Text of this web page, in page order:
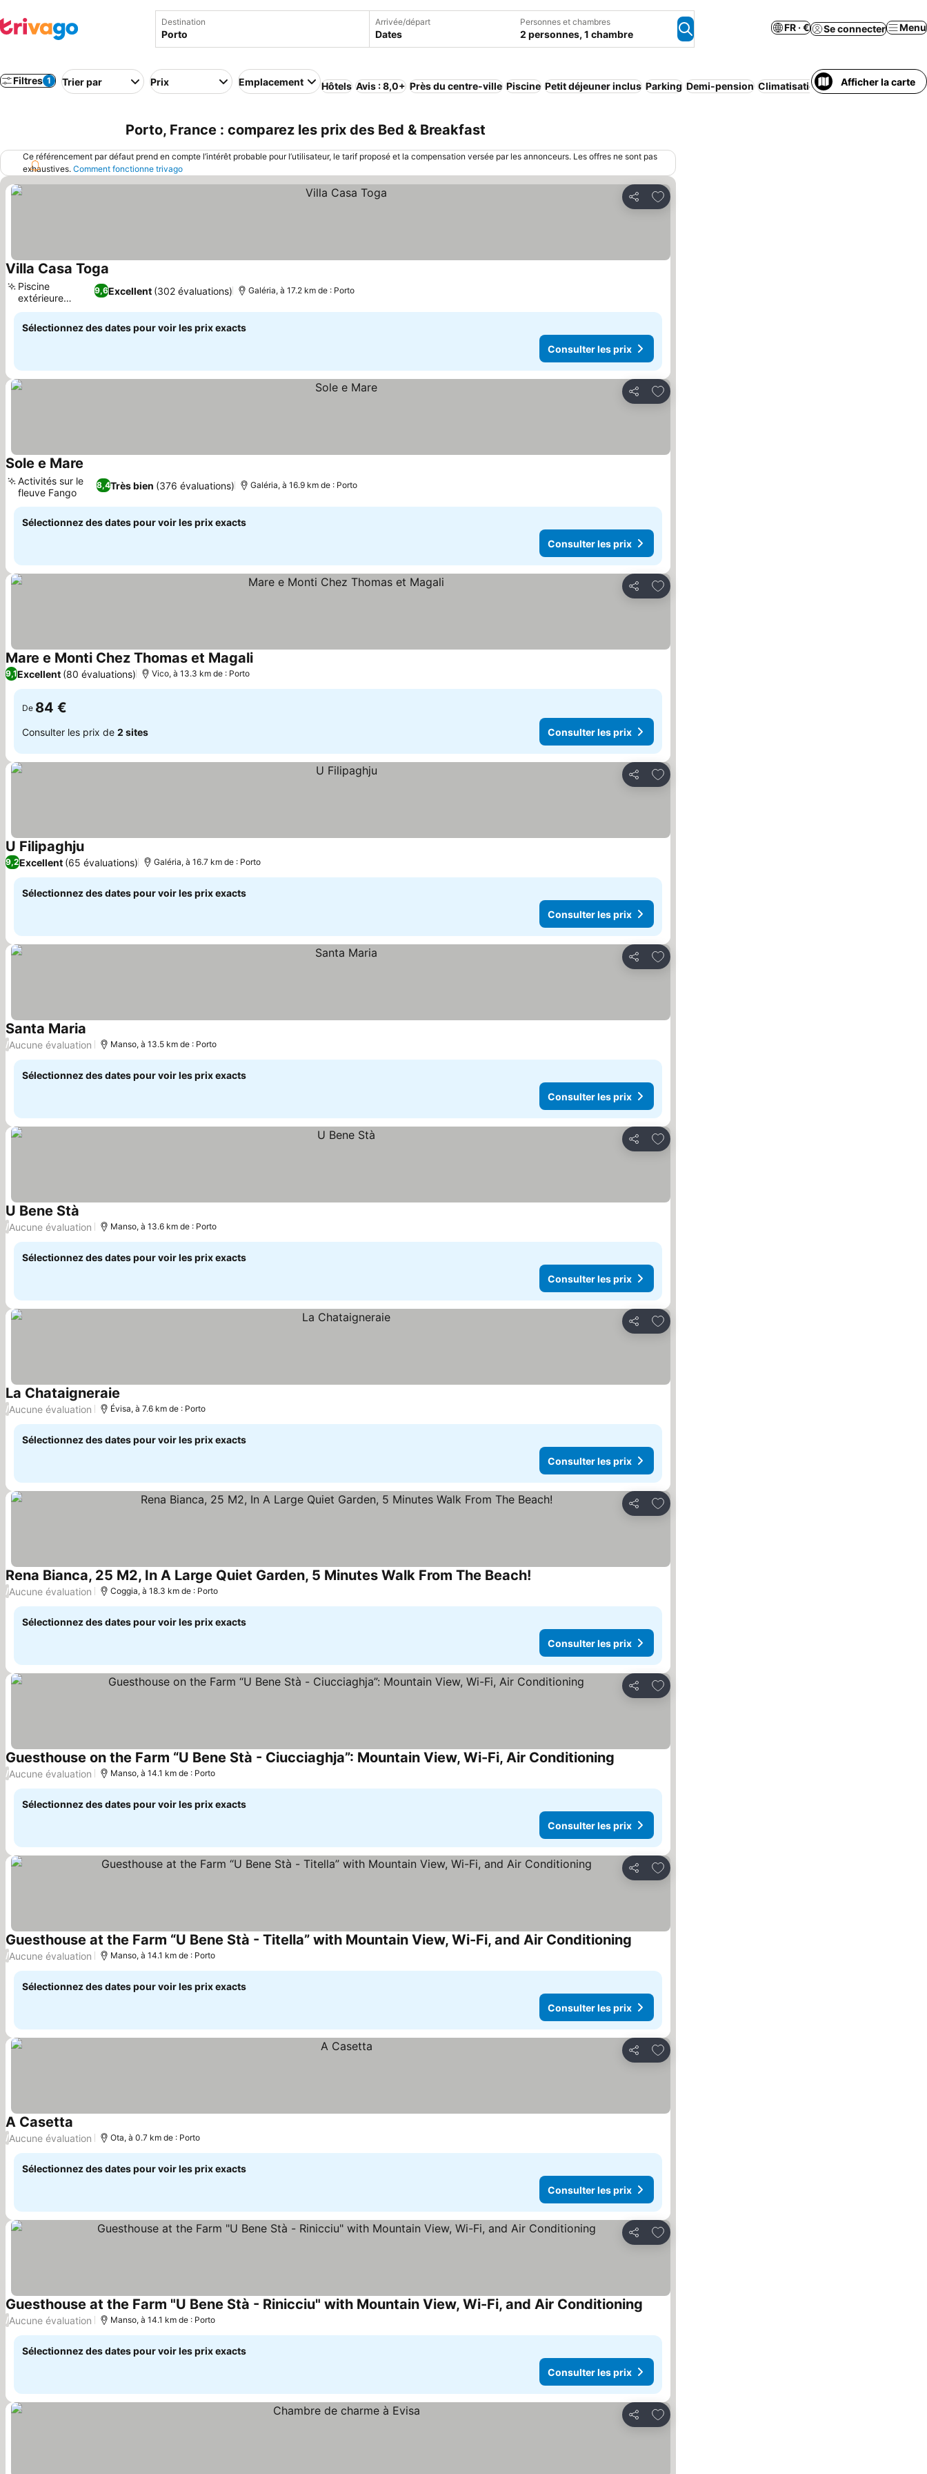
Destination Arrivée/départ
Dates
Personnes et chambres
2 personnes, 1 chambre
FR · € Se connecter Menu
Filtres 1 Trier par Prix Emplacement Hôtels Avis : 8,0+ Près du centre-ville Piscine Petit déjeuner inclus Parking Demi-pension Climatisation Plage Appart’hôtel
Afficher la carte
Porto, France : comparez les prix des Bed & Breakfast
Ce référencement par défaut prend en compte l’intérêt probable pour l’utilisateur, le tarif proposé et la compensation versée par les annonceurs. Les offres ne sont pas
exhaustives. Comment fonctionne trivago
Partager
Ajouter à mes favoris
Villa Casa Toga
9,6Excellent (302 évaluations)
Piscine
extérieure
chauffée
Galéria, à 17.2 km de : Porto
Sélectionnez des dates pour voir les prix exacts
Consulter les prix
Partager
Ajouter à mes favoris
Sole e Mare
8,4Très bien (376 évaluations)
Activités sur le
fleuve Fango
Galéria, à 16.9 km de : Porto
Sélectionnez des dates pour voir les prix exacts
Consulter les prix
Partager
Ajouter à mes favoris
Mare e Monti Chez Thomas et Magali
9,1Excellent (80 évaluations) Vico, à 13.3 km de : Porto
De 84 €
Consulter les prix de 2 sites Consulter les prix
Partager
Ajouter à mes favoris
U Filipaghju
9,2Excellent (65 évaluations) Galéria, à 16.7 km de : Porto
Sélectionnez des dates pour voir les prix exacts
Consulter les prix
Partager
Ajouter à mes favoris
Santa Maria
/Aucune évaluation Manso, à 13.5 km de : Porto
Sélectionnez des dates pour voir les prix exacts
Consulter les prix
Partager
Ajouter à mes favoris
U Bene Stà
/Aucune évaluation Manso, à 13.6 km de : Porto
Sélectionnez des dates pour voir les prix exacts
Consulter les prix
Partager
Ajouter à mes favoris
La Chataigneraie
/Aucune évaluation Évisa, à 7.6 km de : Porto
Sélectionnez des dates pour voir les prix exacts
Consulter les prix
Partager
Ajouter à mes favoris
Rena Bianca, 25 M2, In A Large Quiet Garden, 5 Minutes Walk From The Beach!
/Aucune évaluation Coggia, à 18.3 km de : Porto
Sélectionnez des dates pour voir les prix exacts
Consulter les prix
Partager
Ajouter à mes favoris
Guesthouse on the Farm “U Bene Stà - Ciucciaghja”: Mountain View, Wi-Fi, Air Conditioning
/Aucune évaluation Manso, à 14.1 km de : Porto
Sélectionnez des dates pour voir les prix exacts
Consulter les prix
Partager
Ajouter à mes favoris
Guesthouse at the Farm “U Bene Stà - Titella” with Mountain View, Wi-Fi, and Air Conditioning
/Aucune évaluation Manso, à 14.1 km de : Porto
Sélectionnez des dates pour voir les prix exacts
Consulter les prix
Partager
Ajouter à mes favoris
A Casetta
/Aucune évaluation Ota, à 0.7 km de : Porto
Sélectionnez des dates pour voir les prix exacts
Consulter les prix
Partager
Ajouter à mes favoris
Guesthouse at the Farm "U Bene Stà - Rinicciu" with Mountain View, Wi-Fi, and Air Conditioning
/Aucune évaluation Manso, à 14.1 km de : Porto
Sélectionnez des dates pour voir les prix exacts
Consulter les prix
Partager
Ajouter à mes favoris